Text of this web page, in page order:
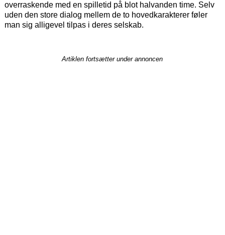
overraskende med en spilletid på blot halvanden time. Selv
uden den store dialog mellem de to hovedkarakterer føler
man sig alligevel tilpas i deres selskab.
Artiklen fortsætter under annoncen